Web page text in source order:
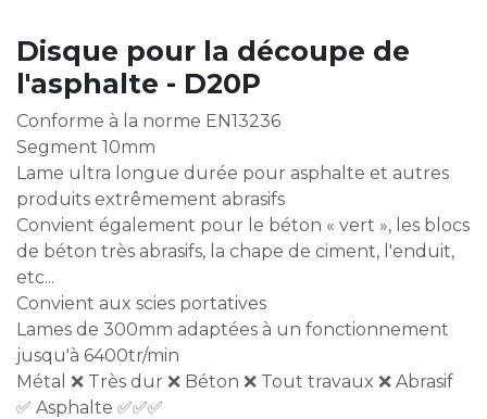
Disque pour la découpe de
l'asphalte - D20P
Conforme à la norme EN13236
Segment 10mm
Lame ultra longue durée pour asphalte et autres
produits extrêmement abrasifs
Convient également pour le béton « vert », les blocs
de béton très abrasifs, la chape de ciment, l'enduit,
etc...
Convient aux scies portatives
Lames de 300mm adaptées à un fonctionnement
jusqu'à 6400tr/min
Métal ❌ Très dur ❌ Béton ❌ Tout travaux ❌ Abrasif
✅ Asphalte ✅✅✅